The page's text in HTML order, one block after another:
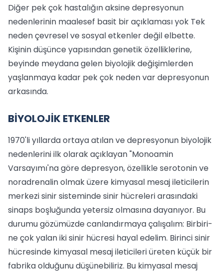
Diğer pek çok hastalığın aksine depresyonun
nedenleri­nin maalesef basit bir açıklaması yok Tek
neden çevresel ve sosyal etkenler değil el­bette.
Kişinin düşünce yapısından genetik özelliklerine,
beyinde meydana gelen bi­yolojik değişimlerden
yaşlanmaya kadar pek çok neden var depresyonun
arkasın­da.
BİYOLOJİK ETKENLER
1970'li yıllarda ortaya atılan ve dep­resyonun biyolojik
nedenlerini ilk olarak açıklayan "Monoamin
Varsayımı'na göre depresyon, özellikle serotonin ve
noradrenalin olmak üzere kimyasal mesaj ileticilerin
merkezi sinir sisteminde sinir hüc­releri arasındaki
sinaps boşluğunda yeter­siz olmasına dayanıyor. Bu
durumu gözü­müzde canlandırmaya çalışalım: Birbiri­
ne çok yalan iki sinir hücresi hayal ede­lim. Birinci sinir
hücresinde kimyasal me­saj ileticileri üreten küçük bir
fabrika ol­duğunu düşünebiliriz. Bu kimyasal me­saj